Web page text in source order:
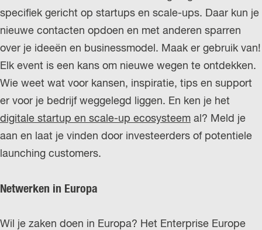
specifiek gericht op startups en scale-ups. Daar kun je
nieuwe contacten opdoen en met anderen sparren
over je ideeën en businessmodel. Maak er gebruik van!
Elk event is een kans om nieuwe wegen te ontdekken.
Wie weet wat voor kansen, inspiratie, tips en support
er voor je bedrijf weggelegd liggen. En ken je het
digitale startup en scale-up ecosysteem al? Meld je
aan en laat je vinden door investeerders of potentiele
launching customers.
Netwerken in Europa
Wil je zaken doen in Europa? Het Enterprise Europe